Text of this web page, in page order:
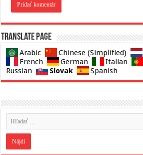
Translate page
Arabic Chinese (Simplified)
French
German Italian
Russian
Slovak Spanish